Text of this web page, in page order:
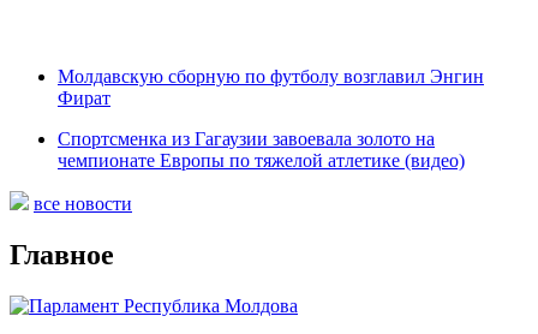
Молдавскую сборную по футболу возглавил Энгин
Фират
Спортсменка из Гагаузии завоевала золото на
чемпионате Европы по тяжелой атлетике (видео)
все новости
Главное